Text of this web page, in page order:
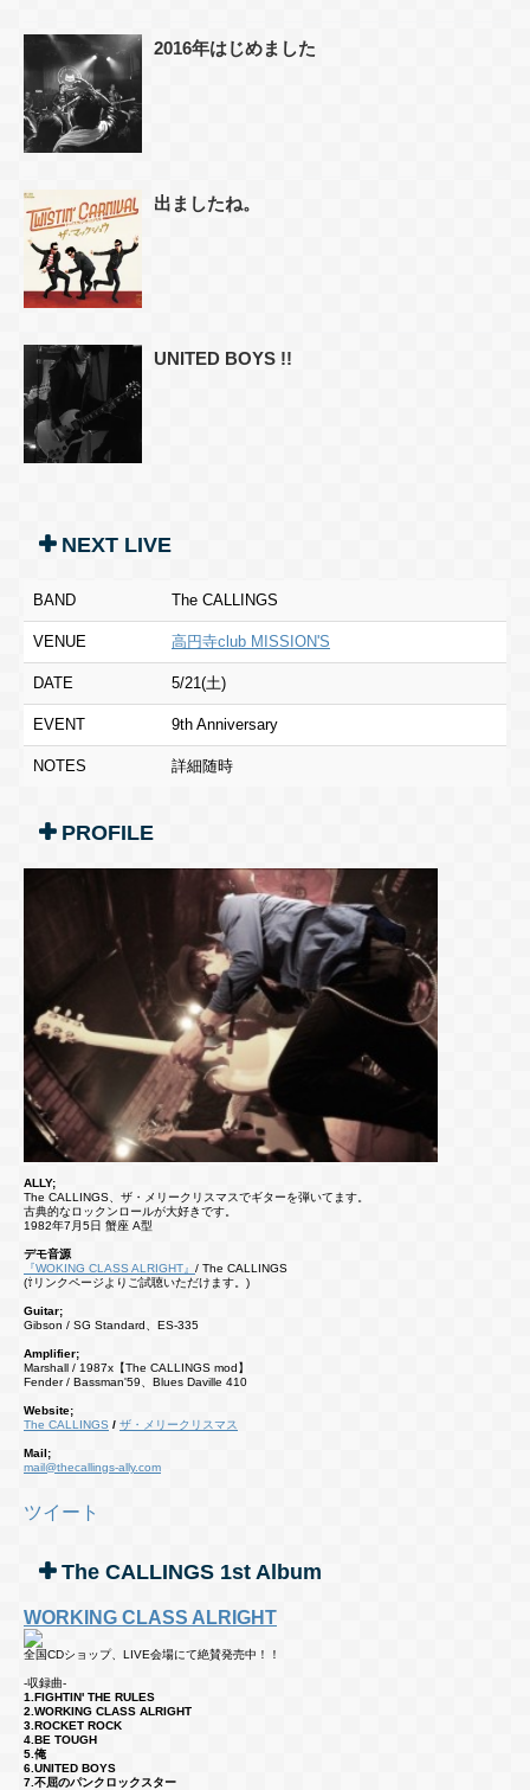
2016年はじめました
出ましたね。
UNITED BOYS !!
NEXT LIVE
BAND The CALLINGS
VENUE 高円寺club MISSION'S
DATE 5/21(土)
EVENT 9th Anniversary
NOTES 詳細随時
PROFILE
ALLY;
The CALLINGS、ザ・メリークリスマスでギターを弾いてます。
古典的なロックンロールが大好きです。
1982年7月5日 蟹座 A型
デモ音源
『WOKING CLASS ALRIGHT』 / The CALLINGS
(⇧リンクページよりご試聴いただけます。)
Guitar;
Gibson / SG Standard、ES-335
Amplifier;
Marshall / 1987x【The CALLINGS mod】
Fender / Bassman'59、Blues Daville 410
Website;
The CALLINGS / ザ・メリークリスマス
Mail;
mail@thecallings-ally.com
ツイート
The CALLINGS 1st Album
WORKING CLASS ALRIGHT
全国CDショップ、LIVE会場にて絶賛発売中！！
-収録曲-
1.FIGHTIN' THE RULES
2.WORKING CLASS ALRIGHT
3.ROCKET ROCK
4.BE TOUGH
5.俺
6.UNITED BOYS
7.不屈のパンクロックスター